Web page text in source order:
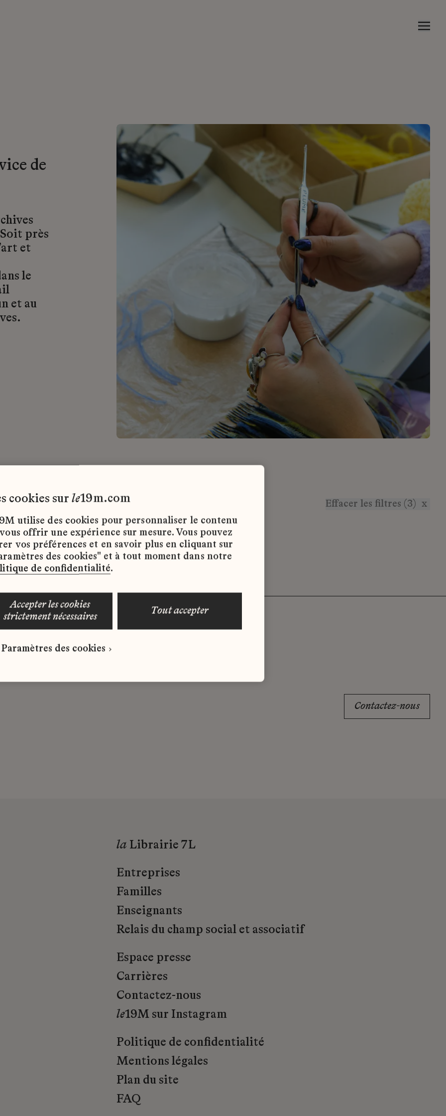
de
près
et
le
et au
Effacer les filtres (3) x
d’emploi disponibles pour le moment.
correspond à votre profil ?
spontanée dès maintenant.
Contactez-nous
la Librairie 7L
Entreprises
Familles
Enseignants
Relais du champ social et associatif
Espace presse
Carrières
Contactez-nous
le19M sur Instagram
Politique de confidentialité
Mentions légales
Plan du site
FAQ
cookies sur le19m.com
utilise des cookies pour personnaliser le contenu
offrir une expérience sur mesure. Vous pouvez
vos préférences et en savoir plus en cliquant sur
des cookies" et à tout moment dans notre
de confidentialité.
accepter les cookies
strictement nécessaires
tout accepter
Paramètres des cookies